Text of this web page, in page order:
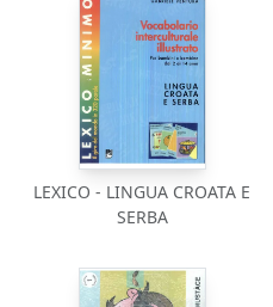
LEXICO - LINGUA CROATA E
SERBA